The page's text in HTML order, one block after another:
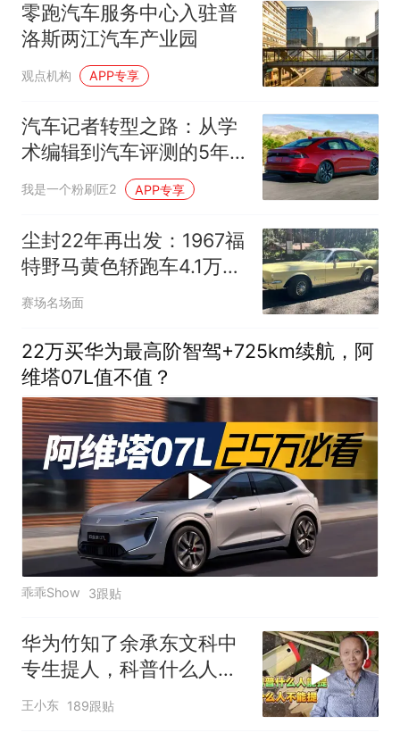
零跑汽车服务中心入驻普
洛斯两江汽车产业园
观点机构 APP专享
汽车记者转型之路：从学
术编辑到汽车评测的5年
蜕变
我是一个粉刷匠2 APP专享
尘封22年再出发：1967福
特野马黄色轿跑车4.1万英
里待售
赛场名场面
22万买华为最高阶智驾+725km续航，阿
维塔07L值不值？
乖乖Show 3跟贴
华为竹知了余承东文科中
专生提人，科普什么人能
提什么人不能提
王小东 189跟贴